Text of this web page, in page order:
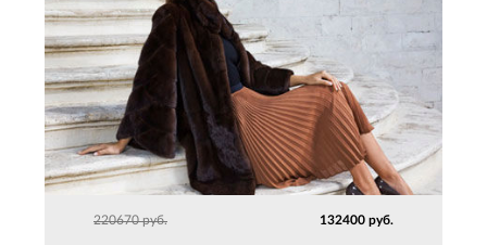
220670 руб. 132400 руб.